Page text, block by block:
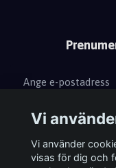
Vi
Vi använder
visas för dig och